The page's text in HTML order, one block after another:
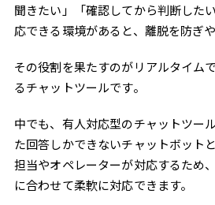
聞きたい」「確認してから判断した
応できる環境があると、離脱を防ぎ
その役割を果たすのがリアルタイム
るチャットツールです。
中でも、有人対応型のチャットツー
た回答しかできないチャットボット
担当やオペレーターが対応するため
に合わせて柔軟に対応できます。